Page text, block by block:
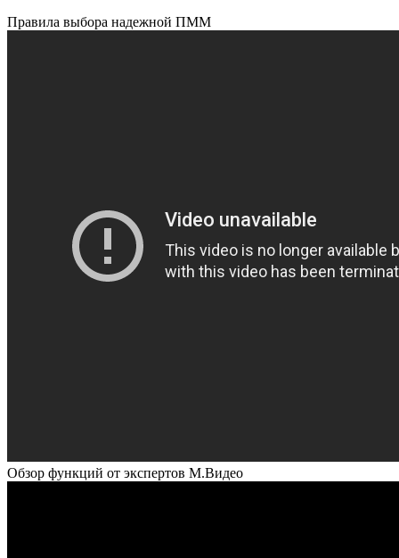
Правила выбора надежной ПММ
Обзор функций от экспертов М.Видео